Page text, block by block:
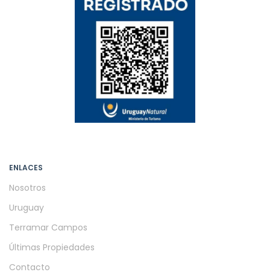
ENLACES
Nosotros
Uruguay
Terramar Campos
Últimas Propiedades
Contacto